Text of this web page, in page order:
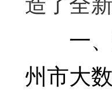
一、
州市大